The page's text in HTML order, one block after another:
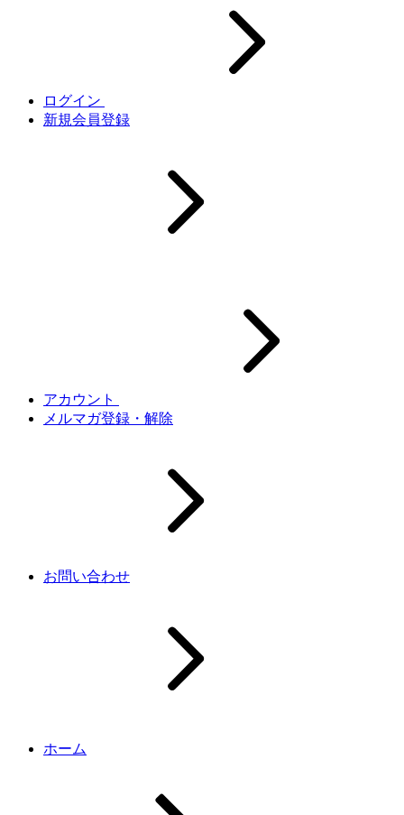
ログイン
新規会員登録
アカウント
メルマガ登録・解除
お問い合わせ
ホーム